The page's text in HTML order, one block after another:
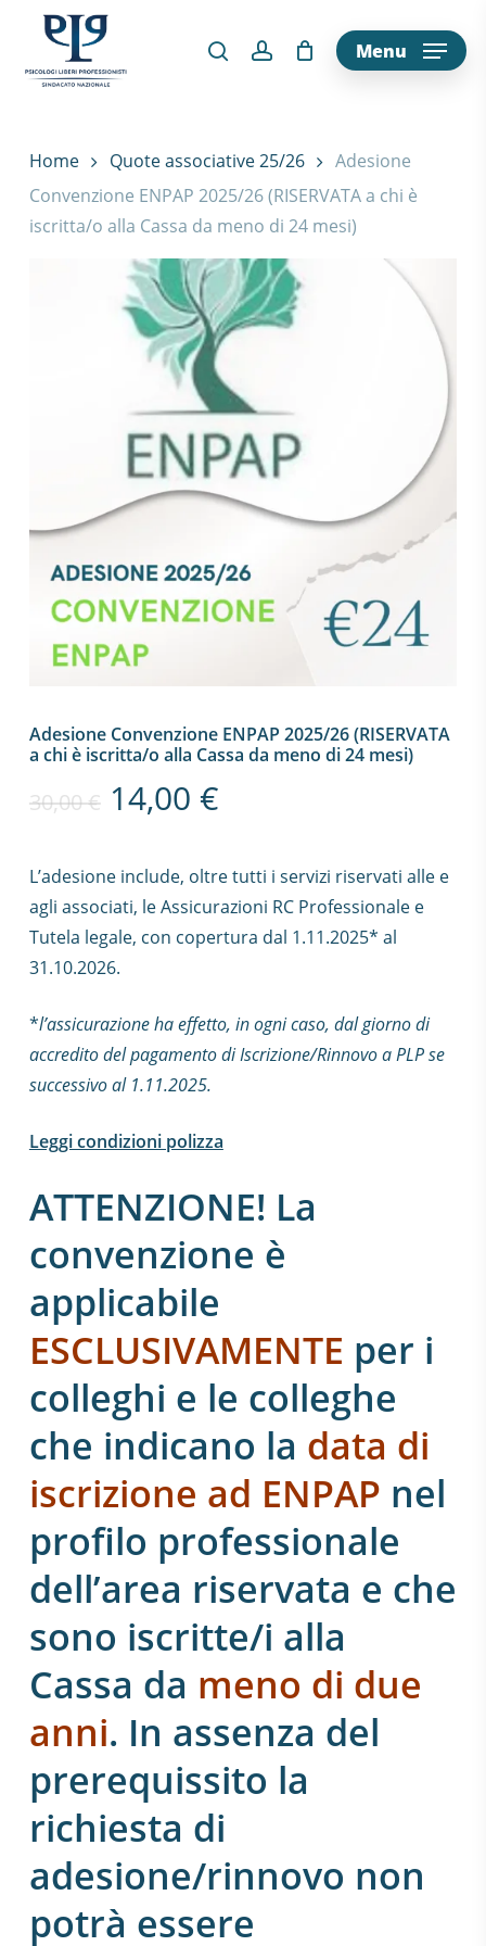
mainSearch
Menu
Home Quote associative 25/26
Adesione
Convenzione ENPAP 2025/26 (RISERVATA a chi è
iscritta/o alla Cassa da meno di 24 mesi)
Adesione Convenzione ENPAP 2025/26 (RISERVATA
a chi è iscritta/o alla Cassa da meno di 24 mesi)
30,00€ 14,00 €
L’adesione include, oltre tutti i servizi riservati alle e
agli associati, le Assicurazioni RC Professionale e
Tutela legale, con copertura dal 1.11.2025* al
31.10.2026.
*l’assicurazione ha effetto, in ogni caso, dal giorno di
accredito del pagamento di Iscrizione/Rinnovo a PLPse
successivo al 1.11.2025.
Leggi condizioni polizza
ATTENZIONE! La
convenzione è
applicabile
ESCLUSIVAMENTE per i
colleghi e le colleghe
che indicano la data di
iscrizione ad ENPAP nel
profilo professionale
dell’area riservata e che
sono iscritte/i alla
Cassa da meno di due
anni. In assenza del
prerequissito la
richiesta di
adesione/rinnovo non
potrà essere